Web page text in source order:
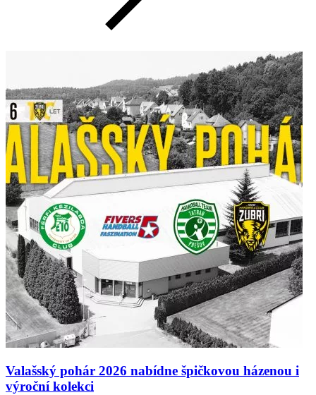
Valašský pohár 2026 nabídne špičkovou házenou i
výroční kolekci